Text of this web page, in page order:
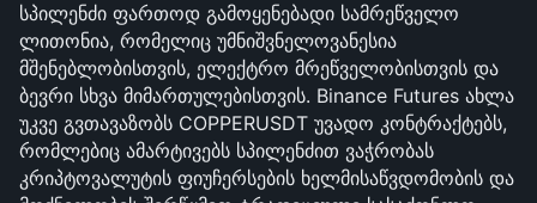
სპილენძი ფართოდ გამოყენებადი სამრეწველო
ლითონია, რომელიც უმნიშვნელოვანესია
მშენებლობისთვის, ელექტრო მრეწველობისთვის და
ბევრი სხვა მიმართულებისთვის. Binance Futures ახლა
უკვე გვთავაზობს COPPERUSDT უვადო კონტრაქტებს,
რომლებიც ამარტივებს სპილენძით ვაჭრობას
კრიპტოვალუტის ფიუჩერსების ხელმისაწვდომობის და